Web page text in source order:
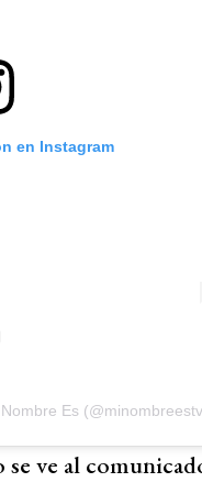
en Instagram
Es
ve al